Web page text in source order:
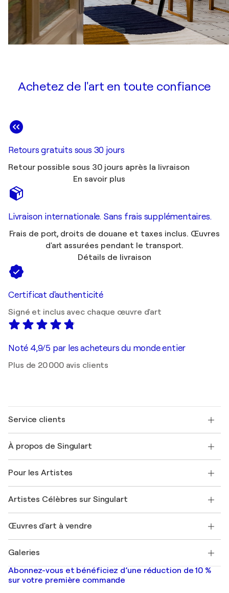
Achetez de l'art en toute confiance
Retours gratuits sous 30 jours
Retour possible sous 30 jours après la livraison
En savoir plus
Livraison internationale. Sans frais supplémentaires.
Frais de port, droits de douane et taxes inclus. Œuvres
d'art assurées pendant le transport.
Détails de livraison
Certificat d'authenticité
Signé et inclus avec chaque œuvre d'art
Noté 4,9/5 par les acheteurs du monde entier
Plus de 20 000 avis clients
Service clients
Expédition
Offrir une carte cadeau
Rejoignez notre programme commercial
Mon compte
+33 1 76 44 06 42
À propos de Singulart
FAQ
Magazine Singulart
Emplois
Découvrez une sélection d'art original
Pour les Artistes
Se connecter en tant qu'Artiste
Artistes Célèbres sur Singulart
Marc Chagall
Banksy
Mr. Brainwash
Shepard Fairey
Œuvres d'art à vendre
Tableaux abstraits à vendre
Peintures de paysage
Estampes
Galeries
Galeries d'art en France
Galeries d'art en Belgique
Abonnez-vous et bénéficiez d’une réduction de 10 %
sur votre première commande